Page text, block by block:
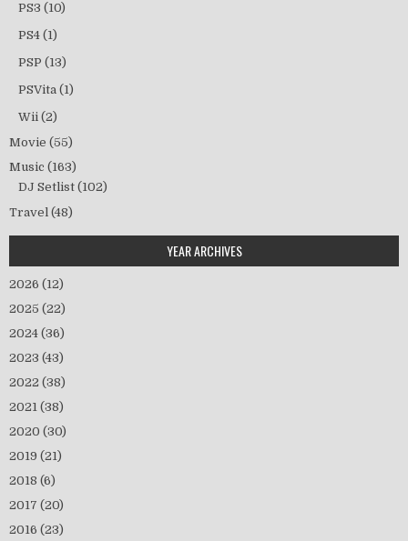
PS3 (10)
PS4 (1)
PSP (13)
PSVita (1)
Wii (2)
Movie (55)
Music (163)
DJ Setlist (102)
Travel (48)
YEAR ARCHIVES
2026 (12)
2025 (22)
2024 (36)
2023 (43)
2022 (38)
2021 (38)
2020 (30)
2019 (21)
2018 (6)
2017 (20)
2016 (23)